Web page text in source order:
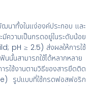
งในแง่องค์ประกอบ และ
ความเป็นกรดอยู่ในระดับน้อย
pH ≥ 2.5) ส่งผลให้การใช้
นั้นสามารถใช้ได้หลากหลาย
ใช้งานตามวิธีของสารยึดติด
รูปแบบที่ใช้กรดฟอสฟอริก